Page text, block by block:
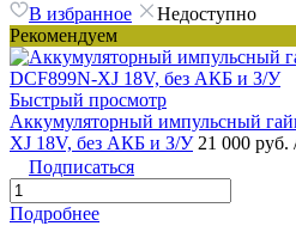
В избранное
Недоступно
Рекомендуем
Быстрый просмотр
Аккумуляторный импульсный
XJ 18V, без АКБ и З/У 21 000 руб.
Подписаться
Подробнее